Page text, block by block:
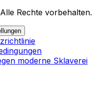
Rechte vorbehalten.
moderne Sklaverei